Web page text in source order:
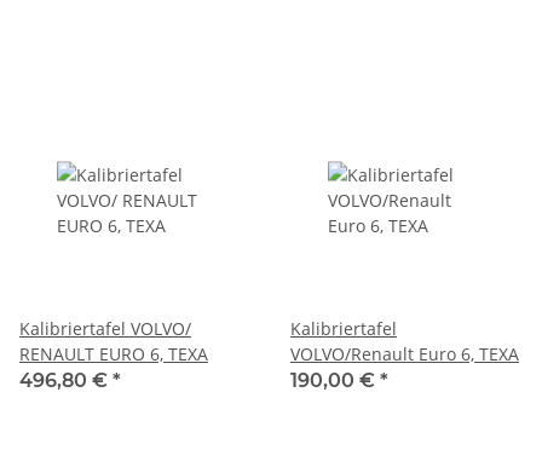
Kalibriertafel VOLVO/
RENAULT EURO 6, TEXA
496,80 € *
Kalibriertafel
VOLVO/Renault Euro 6, TEXA
190,00 € *